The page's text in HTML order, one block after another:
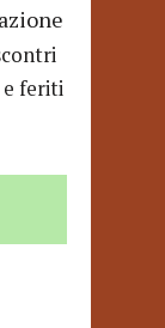
e feriti